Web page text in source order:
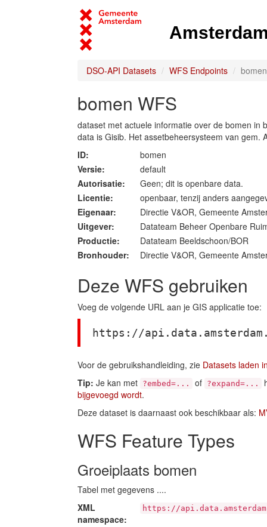
DSO-API Datasets WFS Endpoints bomen
bomen WFS
dataset met actuele informatie over de bomen in
data is Gisib. Het assetbeheersysteem van gem.
ID:
bomen
Versie:
default
Autorisatie:
Geen; dit is openbare data.
Licentie:
openbaar, tenzij anders
Eigenaar:
Directie V&OR, Gemeente
Uitgever:
Datateam Beheer Openbare
Productie:
Datateam Beeldschoon/BOR
Bronhouder:
Directie V&OR, Gemeente
Deze WFS gebruiken
Voeg de volgende URL aan je GIS applicatie toe:
https://
Voor de gebruikshandleiding, zie Datasets laden
Tip: Je kan met ?embed=... of ?expand=...
bijgevoegd wordt.
Deze dataset is daarnaast ook beschikbaar als:
WFS Feature Types
Groeiplaats bomen
Tabel met gegevens ....
XML
namespace:
https://